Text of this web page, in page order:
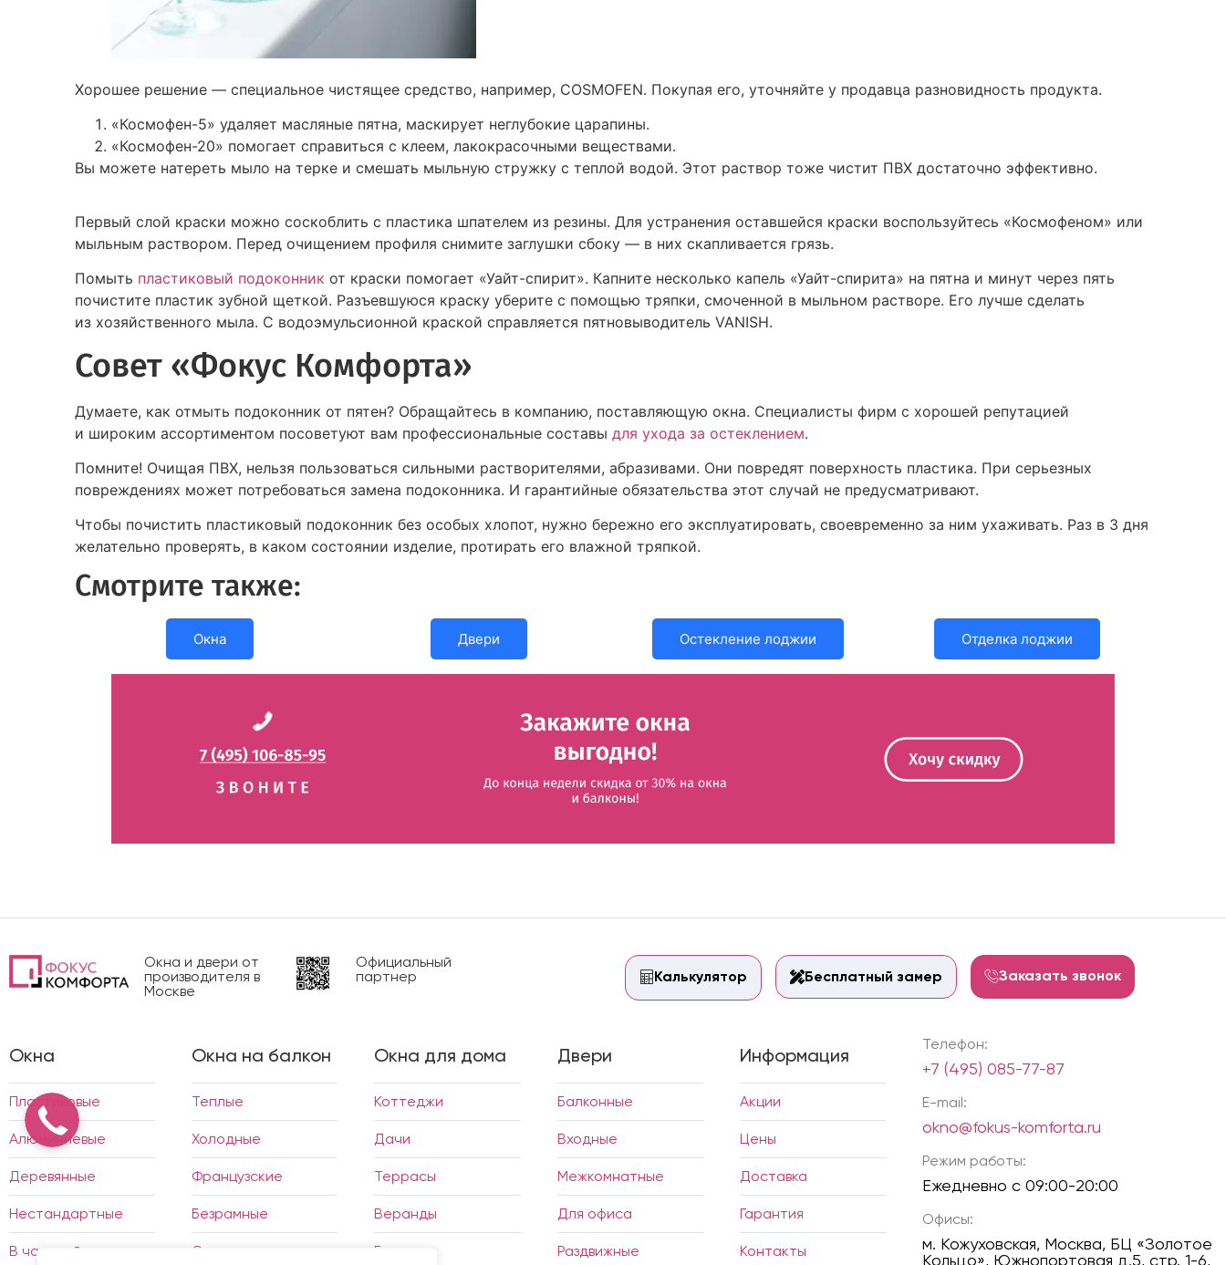
Хорошее решение — специальное чистящее средство, например, COSMOFEN. Покупая его, уточняйте у продавца разновидность продукта.
«Космофен-5» удаляет масляные пятна, маскирует неглубокие царапины.
«Космофен-20» помогает справиться с клеем, лакокрасочными веществами.
Вы можете натереть мыло на терке и смешать мыльную стружку с теплой водой. Этот раствор тоже чистит ПВХ достаточно эффективно.
Первый слой краски можно соскоблить с пластика шпателем из резины. Для устранения оставшейся краски воспользуйтесь «Космофеном» или
мыльным раствором. Перед очищением профиля снимите заглушки сбоку — в них скапливается грязь.
Помыть пластиковый подоконник от краски помогает «Уайт-спирит». Капните несколько капель «Уайт-спирита» на пятна и минут через пять
почистите пластик зубной щеткой. Разъевшуюся краску уберите с помощью тряпки, смоченной в мыльном растворе. Его лучше сделать
из хозяйственного мыла. С водоэмульсионной краской справляется пятновыводитель VANISH.
Совет «Фокус Комфорта»
Думаете, как отмыть подоконник от пятен? Обращайтесь в компанию, поставляющую окна. Специалисты фирм с хорошей репутацией
и широким ассортиментом посоветуют вам профессиональные составы для ухода за остеклением.
Помните! Очищая ПВХ, нельзя пользоваться сильными растворителями, абразивами. Они повредят поверхность пластика. При серьезных
повреждениях может потребоваться замена подоконника. И гарантийные обязательства этот случай не предусматривают.
Чтобы почистить пластиковый подоконник без особых хлопот, нужно бережно его эксплуатировать, своевременно за ним ухаживать. Раз в 3 дня
желательно проверять, в каком состоянии изделие, протирать его влажной тряпкой.
Смотрите также:
Окна Двери Остекление лоджии Отделка лоджии
Окна и двери от
производителя в
Москве
Официальный
партнер
Калькулятор Бесплатный замер Заказать звонок
Окна
Пластиковые
Алюминиевые
Деревянные
Нестандартные
В частный дом
Окна на балкон
Теплые
Холодные
Французские
Безрамные
Отделка
Окна для дома
Коттеджи
Дачи
Террасы
Веранды
Беседки
Двери
Балконные
Входные
Межкомнатные
Для офиса
Раздвижные
Информация
Акции
Цены
Доставка
Гарантия
Контакты
Телефон:
+7 (495) 085-77-87
E-mail:
okno@fokus-komforta.ru
Режим работы:
Ежедневно с 09:00-20:00
Офисы:
м. Кожуховская, Москва, БЦ «Золотое
Кольцо», Южнопортовая д.5, стр. 1-6,